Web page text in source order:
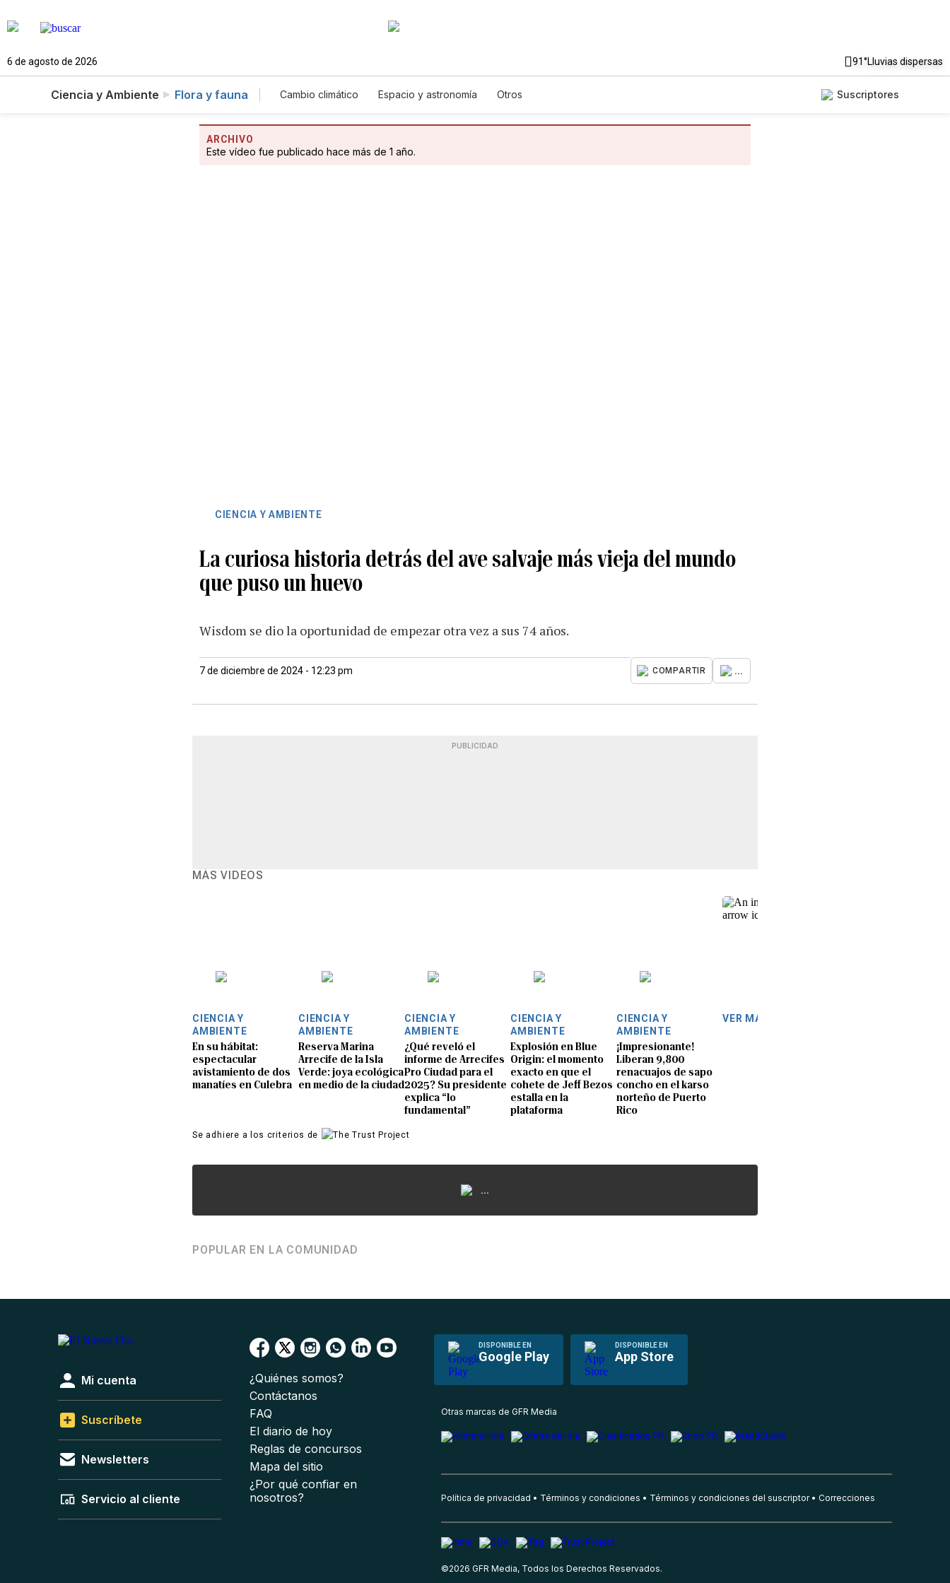
6 de agosto de 2026 91°Lluvias dispersas
Ciencia y Ambiente Flora y fauna Cambio climático Espacio y astronomía Otros Suscriptores
ARCHIVO
Este vídeo fue publicado hace más de 1 año.
CIENCIA Y AMBIENTE
La curiosa historia detrás del ave salvaje más vieja del mundo
que puso un huevo
Wisdom se dio la oportunidad de empezar otra vez a sus 74 años.
7 de diciembre de 2024 - 12:23 pm COMPARTIR ...
PUBLICIDAD
MÁS VIDEOS
CIENCIA Y
AMBIENTE
En su hábitat:
espectacular
avistamiento de dos
manatíes en Culebra
CIENCIA Y
AMBIENTE
Reserva Marina
Arrecife de la Isla
Verde: joya ecológica
en medio de la ciudad
CIENCIA Y
AMBIENTE
¿Qué reveló el
informe de Arrecifes
Pro Ciudad para el
2025? Su presidente
explica “lo
fundamental”
CIENCIA Y
AMBIENTE
Explosión en Blue
Origin: el momento
exacto en que el
cohete de Jeff Bezos
estalla en la
plataforma
CIENCIA Y
AMBIENTE
¡Impresionante!
Liberan 9,800
renacuajos de sapo
concho en el karso
norteño de Puerto
Rico
VER MÁS
Se adhiere a los criterios de
...
POPULAR EN LA COMUNIDAD
DISPONIBLE EN
Google Play
DISPONIBLE EN
App Store
Mi cuenta
Suscríbete
Newsletters
Servicio al cliente
¿Quiénes somos?
Contáctanos
FAQ
El diario de hoy
Reglas de concursos
Mapa del sitio
¿Por qué confiar en
nosotros?
Otras marcas de GFR Media
Política de privacidad Términos y condiciones Términos y condiciones del suscriptor Correcciones
©2026 GFR Media, Todos los Derechos Reservados.